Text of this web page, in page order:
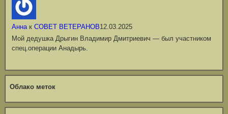
Аннак СОВЕТ ВЕТЕРАНОВ12.03.2025
Мой дедушка Дрыгин Владимир Дмитриевич — был участником
спец.операции Анадырь.
Облако меток